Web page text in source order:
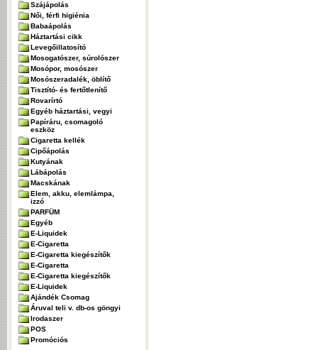
Szájápolás
Női, férfi higiénia
Babaápolás
Háztartási cikk
Levegőillatosító
Mosogatószer, súrolószer
Mosópor, mosószer
Mosószeradalék, öblítő
Tisztító- és fertőtlenítő
Rovarírtó
Egyéb háztartási, vegyi
Papíráru, csomagoló
eszköz
Cigaretta kellék
Cipőápolás
Kutyának
Lábápolás
Macskának
Elem, akku, elemlámpa,
izzó
PARFÜM
Egyéb
E-Liquidek
E-Cigaretta
E-Cigaretta kiegészítők
E-Cigaretta
E-Cigaretta kiegészítők
E-Liquidek
Ajándék Csomag
Áruval teli v. db-os göngyi
Irodaszer
POS
Promóciós